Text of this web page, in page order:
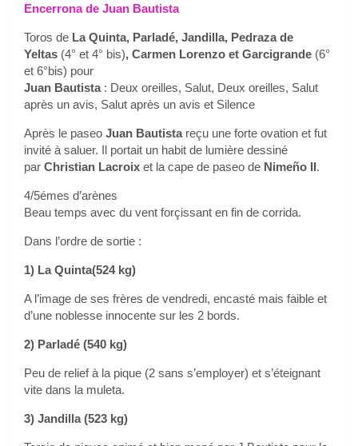
Encerrona de Juan Bautista
Toros de La Quinta, Parladé, Jandilla, Pedraza de
Yeltas (4° et 4° bis), Carmen Lorenzo et Garcigrande (6°
et 6°bis) pour
Juan Bautista: Deux oreilles, Salut, Deux oreilles, Salut
après un avis, Salut après un avis et Silence
Après le paseo Juan Bautistareçu une forte ovation et fut
invité à saluer. Il portait un habit de lumière dessiné
par Christian Lacroix et la cape de paseo de Nimeño II.
4/5émes d’arènes
Beau temps avec du vent forçissant en fin de corrida.
Dans l’ordre de sortie :
1) La Quinta(524 kg)
A l’image de ses frères de vendredi, encasté mais faible et
d’une noblesse innocente sur les 2 bords.
2) Parladé (540 kg)
Peu de relief à la pique (2 sans s’employer) et s’éteignant
vite dans la muleta.
3) Jandilla (523 kg)